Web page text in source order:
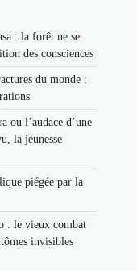
: la forêt ne se
des consciences
du monde :
ou l’audace d’une
la jeunesse
piégée par la
: le vieux combat
invisibles